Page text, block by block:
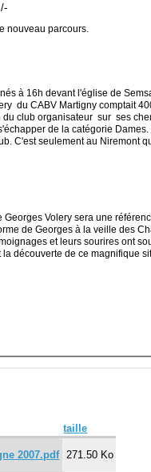
nouveau parcours.
à 16h devant l'église de
du CABV Martigny comptait
du club organisateur sur ses
de la catégorie
C'est seulement au Niremont
Volery sera une
de Georges à la veille des
et leurs sourires ont
découverte de ce magnifique
taille
2007.pdf 271.50 Ko